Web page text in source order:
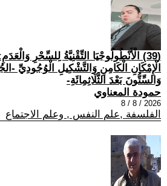
(39) الْأَنْطُولُوجْيَا التِّقْنِيَّةُ لِلسِّحْرِ
الْإِمْكَانِ الْكَامِنِ وَالتَّشْكِيلِ الْوُجُودِيِّ -
وَالسِّتُّونَ بَعْدَ الثَّلَاثِمِائَةِ-
حمودة المعناوي
2026 / 8 / 8
الفلسفة ,علم النفس , وعلم الاجتماع